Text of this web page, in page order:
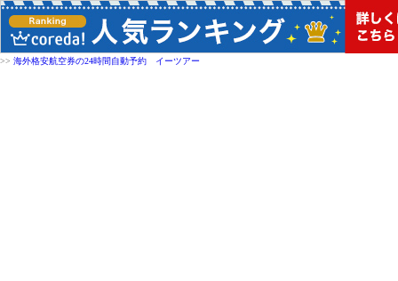
>> 海外格安航空券の24時間自動予約 イーツアー